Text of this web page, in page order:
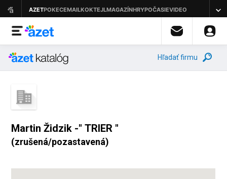
Hľadať firmu
Martin Židzik -" TRIER "
(zrušená/pozastavená)